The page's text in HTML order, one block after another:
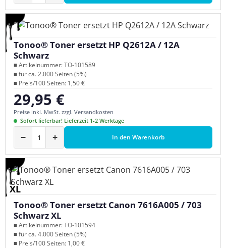
Tonoo® Toner ersetzt HP Q2612A / 12A
Schwarz
■ Artikelnummer: TO-101589
■ für ca. 2.000 Seiten (5%)
■ Preis/100 Seiten: 1,50 €
Regulärer Preis:
29,95 €
Preise inkl. MwSt. zzgl. Versandkosten
Sofort lieferbar! Lieferzeit 1-2 Werktage
− + In den Warenkorb
XL
Tonoo® Toner ersetzt Canon 7616A005 / 703
Schwarz XL
■ Artikelnummer: TO-101594
■ für ca. 4.000 Seiten (5%)
■ Preis/100 Seiten: 1,00 €